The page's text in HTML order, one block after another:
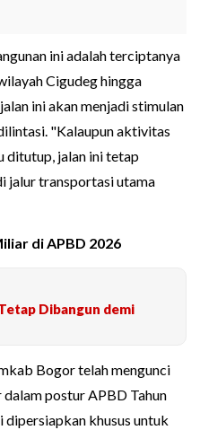
ini adalah terciptanya
Cigudeg hingga
ini akan menjadi stimulan
"Kalaupun aktivitas
ditutup, jalan ini tetap
jalur transportasi utama
di APBD 2026
Dibangun demi
Bogor telah mengunci
postur APBD Tahun
dipersiapkan khusus untuk